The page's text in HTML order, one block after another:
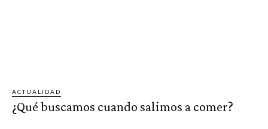
ACTUALIDAD
¿Qué buscamos cuando salimos a comer?